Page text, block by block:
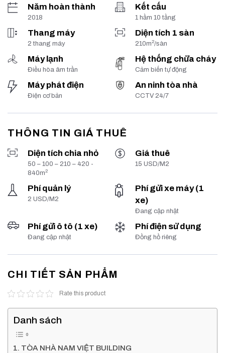
Năm hoàn thành
2018
Kết cấu
1 hầm 10 tầng
Thang máy
2 thang máy
Diện tích 1 sàn
210m2/sàn
Máy lạnh
Điều hòa âm trần
Hệ thống chữa cháy
Cảm biến tự động
Máy phát điện
Điện cơ bản
An ninh tòa nhà
CCTV 24/7
THÔNG TIN GIÁ THUÊ
Diện tích chia nhỏ
50 – 100 – 210 – 420 -
840m2
Giá thuê
15 USD/M2
Phí quản lý
2 USD/M2
Phí gửi xe máy (1
xe)
Đang cập nhật
Phí gửi ô tô (1 xe)
Đang cập nhật
Phí điện sử dụng
Đồng hồ riêng
CHI TIẾT SẢN PHẨM
Rate this product
Danh sách
TÒA NHÀ NAM VIỆT BUILDING